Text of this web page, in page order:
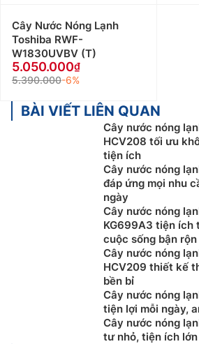
Cây Nước Nóng Lạnh
Toshiba RWF-
W1830UVBV (T)
5.050.000
5.390.000-6%
BÀI VIẾT LIÊN QUAN
Cây nước nóng
HCV208 tối ưu
tiện ích
Cây nước nóng
đáp ứng mọi nhu
ngày
Cây nước nóng
KG699A3 tiện ích
cuộc sống bận rộn
Cây nước nóng
HCV209 thiết kế
bền bỉ
Cây nước nóng
tiện lợi mỗi ngày,
Cây nước nóng
tư nhỏ, tiện ích